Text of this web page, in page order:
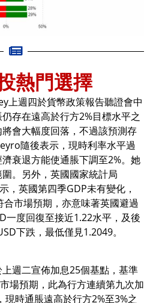
熱門選擇
上週四於貨幣政策報告聽證會中
存在遠高於行方2%目標水平之
會大幅度回落，不過該預測存
隨後表示，現時利率水平過
衰退方能使通脹下調至2%。她
。另外，英國國家統計局
，英國第四季GDP未有變化，
市場預期，亦意味著英國避過
一度回復至接近1.22水平，及後
下跌，最低僅見1.2049。
週二宣佈加息25個基點，基準
場預期，此為行方連續第九次加
時通脹遠高於行方2%至3%之